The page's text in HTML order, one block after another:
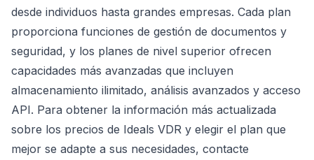
desde individuos hasta grandes empresas. Cada plan
proporciona funciones de gestión de documentos y
seguridad, y los planes de nivel superior ofrecen
capacidades más avanzadas que incluyen
almacenamiento ilimitado, análisis avanzados y acceso
API. Para obtener la información más actualizada
sobre los precios de Ideals VDR y elegir el plan que
mejor se adapte a sus necesidades, contacte